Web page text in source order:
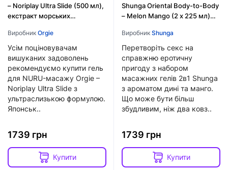
– Noriplay Ultra Slide (500 мл),
екстракт морських
Виробник Orgie
Усім поціновувачам
вишуканих задоволень
рекомендуємо купити гель
для NURU-масажу Orgie –
Noriplay Ultra Slide з
ультраслизькою формулою.
Японськ..
1739 грн
Купити
Shunga Oriental Body-to-Body
– Melon Mango (2 x 225 мл)
Виробник Shunga
Перетворіть секс на
справжню еротичну
пригоду з набором
масажних гелів 2в1 Shunga
з ароматом дині та манго.
Що може бути більш
збудливим, ніж два ковз..
1739 грн
Купити